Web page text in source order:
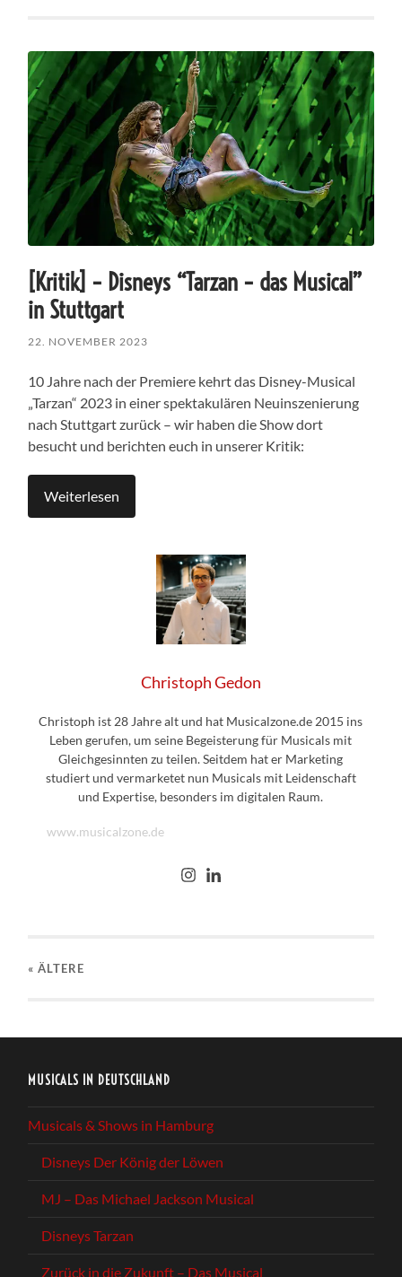
[Kritik] – Disneys “Tarzan – das Musical”
in Stuttgart
22. NOVEMBER 2023
10 Jahre nach der Premiere kehrt das Disney-Musical
„Tarzan“ 2023 in einer spektakulären Neuinszenierung
nach Stuttgart zurück – wir haben die Show dort
besucht und berichten euch in unserer Kritik:
Weiterlesen
Christoph Gedon
Christoph ist 28 Jahre alt und hat Musicalzone.de 2015 ins
Leben gerufen, um seine Begeisterung für Musicals mit
Gleichgesinnten zu teilen. Seitdem hat er Marketing
studiert und vermarketet nun Musicals mit Leidenschaft
und Expertise, besonders im digitalen Raum.
www.musicalzone.de
« ÄLTERE
MUSICALS IN DEUTSCHLAND
Musicals & Shows in Hamburg
Disneys Der König der Löwen
MJ – Das Michael Jackson Musical
Disneys Tarzan
Zurück in die Zukunft – Das Musical